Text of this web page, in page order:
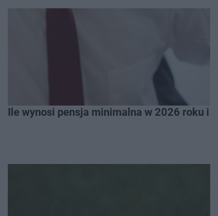
Ile wynosi pensja minimalna w 2026 roku i